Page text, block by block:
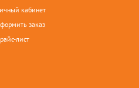
кабинет
заказ
лист